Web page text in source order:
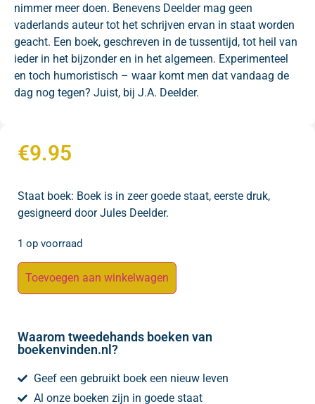
nimmer meer doen. Benevens Deelder mag geen
vaderlands auteur tot het schrijven ervan in staat worden
geacht. Een boek, geschreven in de tussentijd, tot heil van
ieder in het bijzonder en in het algemeen. Experimenteel
en toch humoristisch – waar komt men dat vandaag de
dag nog tegen? Juist, bij J.A. Deelder.
€9.95
Staat boek: Boek is in zeer goede staat, eerste druk,
gesigneerd door Jules Deelder.
1 op voorraad
Toevoegen aan winkelwagen
Waarom tweedehands boeken van
boekenvinden.nl?
Geef een gebruikt boek een nieuw leven
Al onze boeken zijn in goede staat